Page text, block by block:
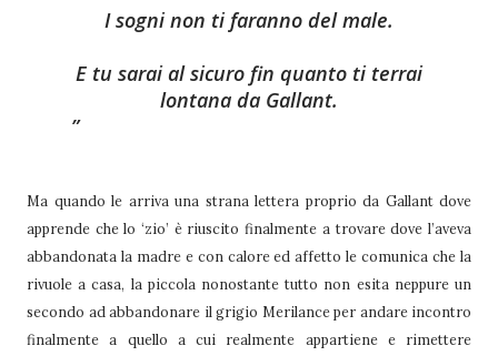
I sogni non ti faranno del male.
E tu sarai al sicuro fin quanto ti terrai
lontana da Gallant.
Ma quando le arriva una strana lettera proprio da Gallant dove
apprende che lo ‘zio’ è riuscito finalmente a trovare dove l’aveva
abbandonata la madre e con calore ed affetto le comunica che la
rivuole a casa, la piccola nonostante tutto non esita neppure un
secondo ad abbandonare il grigio Merilance per andare incontro
finalmente a quello a cui realmente appartiene e rimettere